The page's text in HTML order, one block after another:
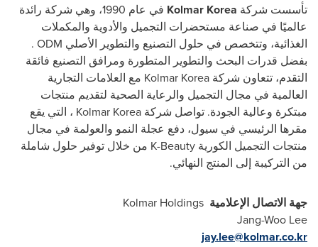
تأسست شركة Kolmar Korea
في عام 1990، وهي شركة رائدة
عالميًا في صناعة مستحضرات التجميل والأدوية والمكملات
الغذائية، وتتخصص في حلول التصنيع والتطوير الأصلي ODM
.
بفضل قدرات البحث والتطوير المتطورة ومرافق التصنيع فائقة
التقدم، تتعاون شركة Kolmar Korea مع العلامات التجارية
العالمية في مجال التجميل والرعاية الصحية لتقديم منتجات
مبتكرة وعالية الجودة. تواصل شركة Kolmar Korea ، التي يقع
مقرها الرئيسي في سيول، دفع عجلة النمو والعولمة في مجال
منتجات التجميل الكورية K-Beauty من خلال توفير حلول شاملة
من التركيبة إلى المنتج النهائي.
جهة الاتصال الإعلامية Kolmar Holdings
Jang-Woo Lee
jay.lee@kolmar.co.kr